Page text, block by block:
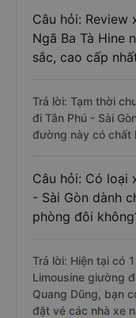
Câu hỏi: Review
Ngã Ba Tà Hine
sắc, cao cấp
Trả lời: Tạm thời
đi Tân Phú - Sài
đường này có chất
Câu hỏi: Có loại
- Sài Gòn dành
phòng đôi
Trả lời: Hiện tại có
Limousine giường
Quang Dũng, bạn
đặt vé các nhà xe